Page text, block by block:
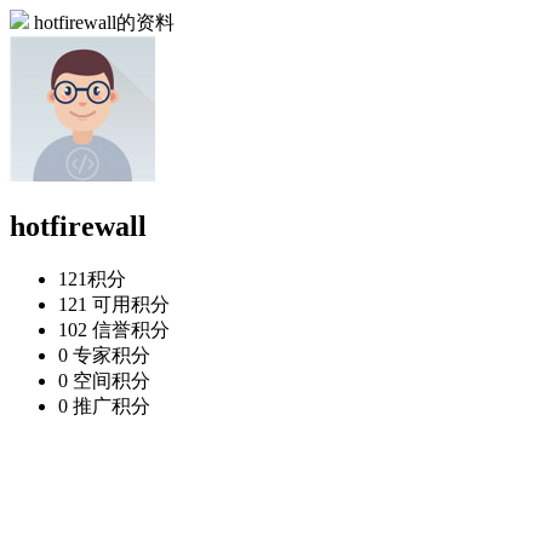
hotfirewall的资料
hotfirewall
121积分
121 可用积分
102 信誉积分
0 专家积分
0 空间积分
0 推广积分